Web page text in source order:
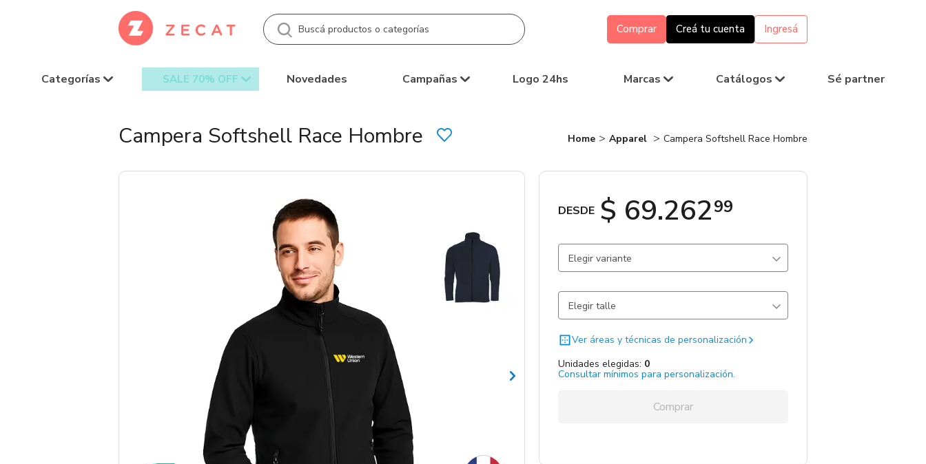
Comprar Creá tu cuenta Ingresá
Categorías SALE 70% OFF Novedades Campañas Logo 24hs Marcas Catálogos Sé partner
Campera Softshell Race Hombre Home Apparel Campera Softshell Race Hombre
DESDE $ 69.26299
Elegir variante
Negro 2993 un.
Azul 2337 un.
Elegir talle
Total: 0
Agregar unidades
Ver áreas y técnicas de personalización
Unidades elegidas: 0
Consultar mínimos para personalización.
Comprar